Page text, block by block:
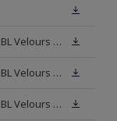
Fiche de données de sécurité Rubbol BL Velours Base W05
Fiche de données de sécurité Rubbol BL Velours Base N00
Fiche de données de sécurité Rubbol BL Velours Blanc